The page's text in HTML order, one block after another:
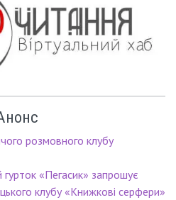
розмовного клубу
«Пегасик» запрошує
клубу «Книжкові серфери»